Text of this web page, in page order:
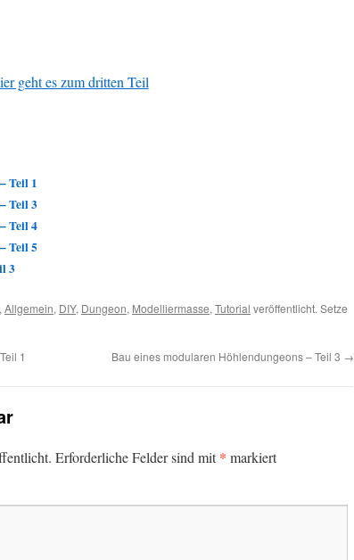
geht es zum dritten Teil
Teil 1
Teil 3
Teil 4
Teil 5
3
, Allgemein, DIY, Dungeon, Modelliermasse, Tutorial veröffentlicht. Setze
1 Bau eines modularen Höhlendungeons – Teil 3 →
Erforderliche Felder sind mit* markiert